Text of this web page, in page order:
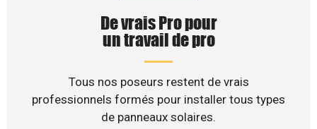
De vrais Pro pour
un travail de pro
Tous nos poseurs restent de vrais
professionnels formés pour installer tous types
de panneaux solaires.